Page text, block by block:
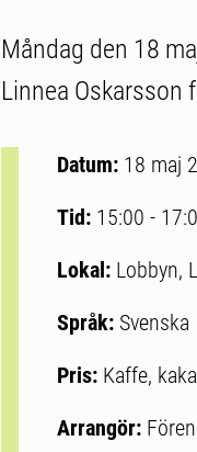
Måndag den 18
Linnea Oskarsson
Datum: 18 maj
Tid: 15:00 -
Lokal: Lobbyn,
Språk: Svenska
Pris: Kaffe,
Arrangör: